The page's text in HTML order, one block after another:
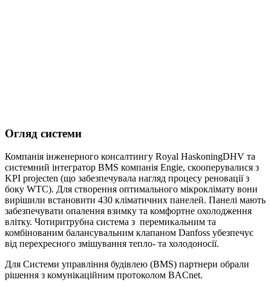
Огляд системи
Компанія інженерного консалтингу Royal HaskoningDHV та
системний інтегратор BMS компанія Engie, скооперувалися з
KPI projecten (що забезпечувала нагляд процесу реновації з
боку WTC). Для створення оптимального мікроклімату вони
вирішили встановити 430 кліматичних панелей. Панелі мають
забезпечувати опалення взимку та комфортне охолодження
влітку. Чотиритрубна система з перемикальним та
комбінованим балансувальним клапаном Danfoss убезпечує
від перехресного змішування тепло- та холодоносії.
Для Системи управління будівлею (BMS) партнери обрали
рішення з комунікаційним протоколом BACnet.